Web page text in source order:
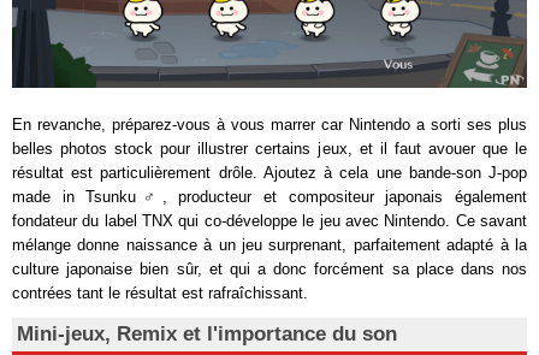
En revanche, préparez-vous à vous marrer car Nintendo a sorti ses plus
belles photos stock pour illustrer certains jeux, et il faut avouer que le
résultat est particulièrement drôle. Ajoutez à cela une bande-son J-pop
made in Tsunku♂, producteur et compositeur japonais également
fondateur du label TNX qui co-développe le jeu avec Nintendo. Ce savant
mélange donne naissance à un jeu surprenant, parfaitement adapté à la
culture japonaise bien sûr, et qui a donc forcément sa place dans nos
contrées tant le résultat est rafraîchissant.
Mini-jeux, Remix et l'importance du son